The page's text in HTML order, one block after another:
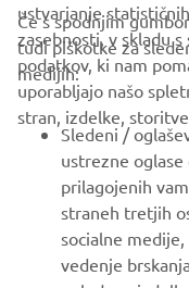
PODJETJA
ZA PODJETJA
VEČ YAMAHA
PODPORA
ustvarjanje
zasebnosti, v skladu
podatkov, ki nam
uporabljajo našo
stran, izdelke,
Če s spodnjim
tudi piškotke za
medijih:
Sledeni /
ustrezne
prilagojenih
straneh tretjih
socialne
vedenje